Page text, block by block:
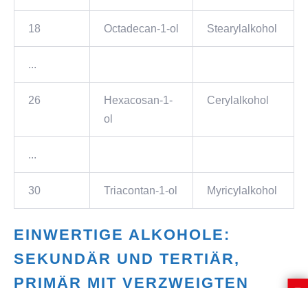
18 Octadecan-1-ol Stearylalkohol
...
26
Hexacosan-1-
ol
Cerylalkohol
...
30 Triacontan-1-ol Myricylalkohol
EINWERTIGE ALKOHOLE:
SEKUNDÄR UND TERTIÄR,
PRIMÄR MIT VERZWEIGTEN